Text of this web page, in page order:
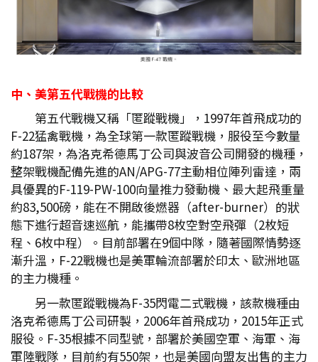
中、美第五代戰機的比較
第五代戰機又稱「匿蹤戰機」，1997年首飛成功的
F-22猛禽戰機，為全球第一款匿蹤戰機，服役至今數量
約187架，為洛克希德馬丁公司與波音公司開發的機種，
整架戰機配備先進的AN/APG-77主動相位陣列雷達，兩
具優異的F-119-PW-100向量推力發動機、最大起飛重量
約83,500磅，能在不開啟後燃器（after-burner）的狀
態下進行超音速巡航，能攜帶8枚空對空飛彈（2枚短
程、6枚中程）。目前部署在9個中隊，隨著國際情勢逐
漸升溫，F-22戰機也是美軍輪流部署於印太、歐洲地區
的主力機種。
另一款匿蹤戰機為F-35閃電二式戰機，該款機種由
洛克希德馬丁公司研製，2006年首飛成功，2015年正式
服役。F-35根據不同型號，部署於美國空軍、海軍、海
軍陸戰隊，目前約有550架，也是美國向盟友出售的主力